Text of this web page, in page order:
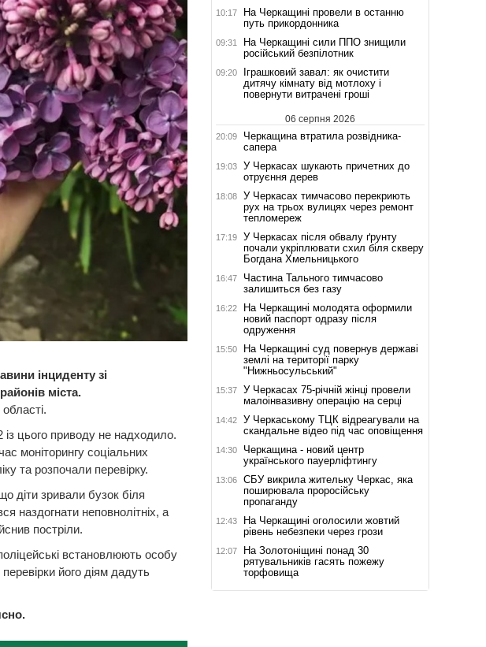
інциденту зі
міста.
із цього приводу не надходило.
моніторингу соціальних
та розпочали перевірку.
діти зривали бузок біля
наздогнати неповнолітніх, а
постріли.
встановлюють особу
його діям дадуть
10:17
На Черкащині провели в останню
путь прикордонника
09:31
На Черкащині сили ППО знищили
російський безпілотник
09:20
Іграшковий завал: як очистити
дитячу кімнату від мотлоху і
повернути витрачені гроші
06 серпня 2026
20:09
Черкащина втратила розвідника-
сапера
19:03
У Черкасах шукають причетних до
отруєння дерев
18:08
У Черкасах тимчасово перекриють
рух на трьох вулицях через ремонт
тепломереж
17:19
У Черкасах після обвалу ґрунту
почали укріплювати схил біля скверу
Богдана Хмельницького
16:47
Частина Тального тимчасово
залишиться без газу
16:22
На Черкащині молодята оформили
новий паспорт одразу після
одруження
15:50
На Черкащині суд повернув державі
землі на території парку
"Нижньосульський"
15:37
У Черкасах 75-річній жінці провели
малоінвазивну операцію на серці
14:42
У Черкаському ТЦК відреагували на
скандальне відео під час оповіщення
14:30
Черкащина - новий центр
українського пауерліфтингу
13:06
СБУ викрила жительку Черкас, яка
поширювала проросійську
пропаганду
12:43
На Черкащині оголосили жовтий
рівень небезпеки через грози
12:07
На Золотоніщині понад 30
рятувальників гасять пожежу
торфовища